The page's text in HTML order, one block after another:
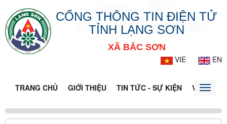
CỔNG THÔNG TIN ĐIỆN TỬ
TỈNH LẠNG SƠN
XÃ BẮC SƠN
VIE
EN
TRANG CHỦ GIỚI THIỆU TIN TỨC - SỰ KIỆN VĂN BẢN
Toggle